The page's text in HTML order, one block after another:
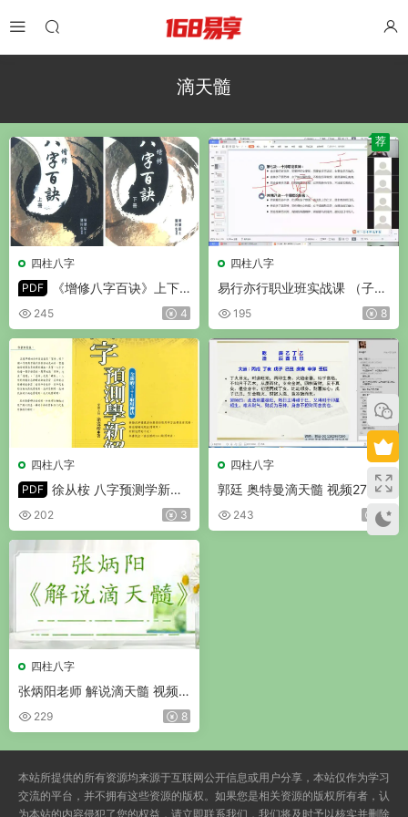
滴天髓
四柱八字
PDF
《增修八字百诀》上下
册 PDF 共532页
245 4
四柱八字
易行亦行职业班实战课 （子平
+滴天髓+盲派）视频39集
195 8
荐
四柱八字
PDF 徐从桉 八字预测学新解
PDF 321页
202 3
四柱八字
郭廷 奥特曼滴天髓 视频27集
243 4
四柱八字
张炳阳老师 解说滴天髓 视频6
8集229 8
本站所提供的所有资源均来源于互联网公开信息或用户分享，本站仅作为学习
交流的平台，并不拥有这些资源的版权。如果您是相关资源的版权所有者，认
为本站的内容侵犯了您的权益，请立即联系我们，我们将及时予以核实并删除